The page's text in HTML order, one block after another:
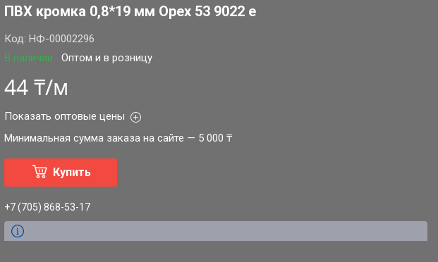
ПВХ кромка 0,8*19 мм Орех 53 9022 е
В наличии Оптом и в розницу
Код:НФ-00002296
44 ₸/м
Показать оптовые цены
Минимальная сумма заказа на сайте — 5 000 ₸
Купить
+7 (705) 868-53-17